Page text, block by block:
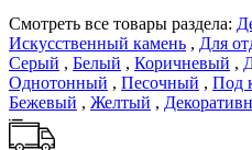
Смотреть все товары раздела:
Искусственный камень , Для
Серый , Белый , Коричневый ,
Однотонный , Песочный , Под
Бежевый , Желтый ,